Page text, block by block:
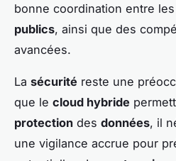
bonne coordination entre les
publics, ainsi que des
avancées.
La sécurité reste une
que le cloud hybride
protection des données, il
une vigilance accrue pour